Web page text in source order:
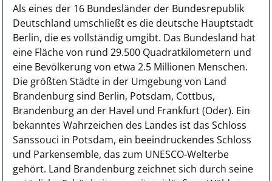
Als eines der 16 Bundesländer der Bundesrepublik
Deutschland umschließt es die deutsche Hauptstadt
Berlin, die es vollständig umgibt. Das Bundesland hat
eine Fläche von rund 29.500 Quadratkilometern und
eine Bevölkerung von etwa 2.5 Millionen Menschen.
Die größten Städte in der Umgebung von Land
Brandenburg sind Berlin, Potsdam, Cottbus,
Brandenburg an der Havel und Frankfurt (Oder). Ein
bekanntes Wahrzeichen des Landes ist das Schloss
Sanssouci in Potsdam, ein beeindruckendes Schloss
und Parkensemble, das zum UNESCO-Welterbe
gehört. Land Brandenburg zeichnet sich durch seine